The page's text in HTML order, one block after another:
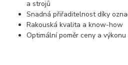
a strojů
Snadná přiřaditelnost díky
Rakouská kvalita a know-how
Optimální poměr ceny a výkonu